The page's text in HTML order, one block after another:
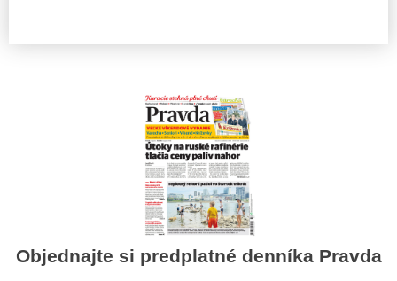
Objednajte si predplatné denníka Pravda